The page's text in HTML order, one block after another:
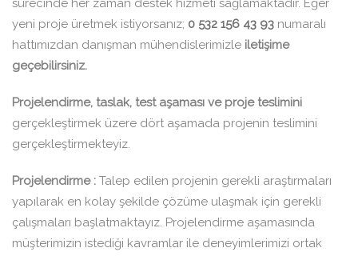
sürecinde her zaman destek hizmeti sağlamaktadır. Eğer
yeni proje üretmek istiyorsanız; 0 532 156 43 93 numaralı
hattımızdan danışman mühendislerimizle iletişime
geçebilirsiniz.
Projelendirme, taslak, test aşaması ve proje teslimini
gerçekleştirmek üzere dört aşamada projenin teslimini
gerçekleştirmekteyiz.
Projelendirme : Talep edilen projenin gerekli araştırmaları
yapılarak en kolay şekilde çözüme ulaşmak için gerekli
çalışmaları başlatmaktayız. Projelendirme aşamasında
müşterimizin istediği kavramlar ile deneyimlerimizi ortak